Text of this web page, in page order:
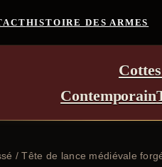
HISTOIRE DES ARMES
Contemporain
/ Tête de lance médiévale